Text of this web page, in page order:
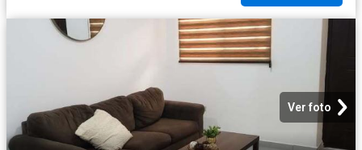
Ver foto